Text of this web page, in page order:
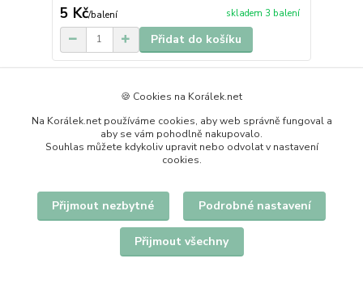
5 Kč/balení skladem 3 balení
Přidat do košíku
🍪 Cookies na Korálek.net
Na Korálek.net používáme cookies, aby web správně fungoval a
aby se vám pohodlně nakupovalo.
Souhlas můžete kdykoliv upravit nebo odvolat v nastavení
cookies.
Přijmout nezbytné Podrobné nastavení
Přijmout všechny